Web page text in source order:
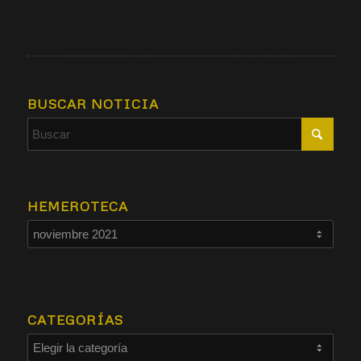
BUSCAR NOTICIA
HEMEROTECA
CATEGORÍAS